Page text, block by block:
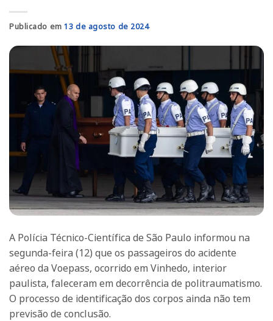
Publicado em13 de agosto de 2024
A Polícia Técnico-Científica de São Paulo informou na
segunda-feira (12) que os passageiros do acidente
aéreo da Voepass, ocorrido em Vinhedo, interior
paulista, faleceram em decorrência de politraumatismo.
O processo de identificação dos corpos ainda não tem
previsão de conclusão.